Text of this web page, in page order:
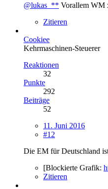
@lukas_** Vorallem WM
Zitieren
Cookiee
Kehrmaschinen-Steuerer
Reaktionen
32
Punkte
292
Beiträge
52
11. Juni 2016
#12
Die EM für Deutschland
[Blockierte Grafik:
Zitieren